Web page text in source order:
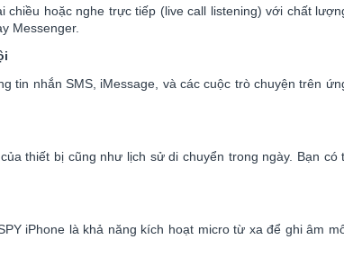
chiều hoặc nghe trực tiếp (live call listening) với chất
Messenger.
tin nhắn SMS, iMessage, và các cuộc trò chuyện trên
thiết bị cũng như lịch sử di chuyển trong ngày. Bạn
iPhone là khả năng kích hoạt micro từ xa để ghi âm